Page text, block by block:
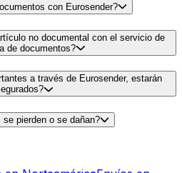
con Eurosender?
no documental con el servicio de
de documentos?
a través de Eurosender, estarán
pierden o se dañan?